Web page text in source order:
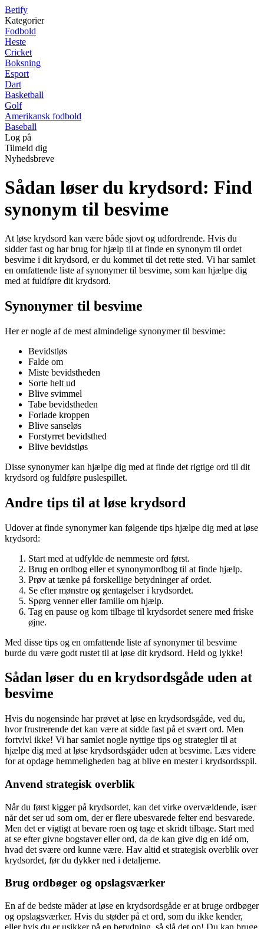
Betify
Kategorier
Fodbold
Heste
Cricket
Boksning
Esport
Dart
Basketball
Golf
Amerikansk fodbold
Baseball
Log på
Tilmeld dig
Nyhedsbreve
Sådan løser du krydsord: Find
synonym til besvime
At løse krydsord kan være både sjovt og udfordrende. Hvis du
sidder fast og har brug for hjælp til at finde en synonym til ordet
besvime i dit krydsord, er du kommet til det rette sted. Vi har samlet
en omfattende liste af synonymer til besvime, som kan hjælpe dig
med at fuldføre dit krydsord.
Synonymer til besvime
Her er nogle af de mest almindelige synonymer til besvime:
Bevidstløs
Falde om
Miste bevidstheden
Sorte helt ud
Blive svimmel
Tabe bevidstheden
Forlade kroppen
Blive sanseløs
Forstyrret bevidsthed
Blive bevidstløs
Disse synonymer kan hjælpe dig med at finde det rigtige ord til dit
krydsord og fuldføre puslespillet.
Andre tips til at løse krydsord
Udover at finde synonymer kan følgende tips hjælpe dig med at løse
krydsord:
Start med at udfylde de nemmeste ord først.
Brug en ordbog eller et synonymordbog til at finde hjælp.
Prøv at tænke på forskellige betydninger af ordet.
Se efter mønstre og gentagelser i krydsordet.
Spørg venner eller familie om hjælp.
Tag en pause og kom tilbage til krydsordet senere med friske
øjne.
Med disse tips og en omfattende liste af synonymer til besvime
burde du være godt rustet til at løse dit krydsord. Held og lykke!
Sådan løser du en krydsordsgåde uden at
besvime
Hvis du nogensinde har prøvet at løse en krydsordsgåde, ved du,
hvor frustrerende det kan være at sidde fast på et svært ord. Men
fortvivl ikke! Vi har samlet nogle nyttige tips og strategier til at
hjælpe dig med at løse krydsordsgåder uden at besvime. Læs videre
for at opdage hemmeligheden bag at blive en mester i krydsordsspil.
Anvend strategisk overblik
Når du først kigger på krydsordet, kan det virke overvældende, især
når det ser ud som om, der er flere ubesvarede felter end besvarede.
Men det er vigtigt at bevare roen og tage et skridt tilbage. Start med
at se efter givne bogstaver eller ord, da de kan give dig en idé om,
hvad det svære ord kunne være. Hav altid et strategisk overblik over
krydsordet, før du dykker ned i detaljerne.
Brug ordbøger og opslagsværker
En af de bedste måder at løse en krydsordsgåde er at bruge ordbøger
og opslagsværker. Hvis du støder på et ord, som du ikke kender,